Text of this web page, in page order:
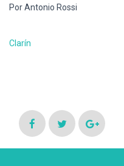
Por Antonio Rossi
Clarín